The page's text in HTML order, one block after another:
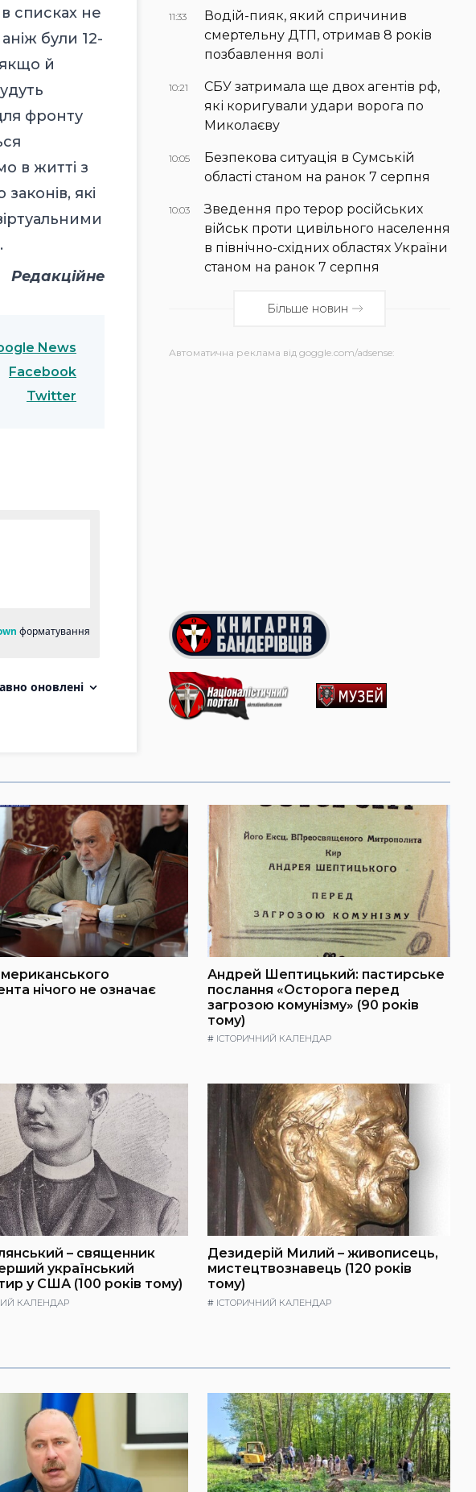
списках не
були 12-
якщо й
фронту
в житті з
які
Редакційне
News
Facebook
Twitter
11:33
Водій-пияк, який спричинив
смертельну ДТП, отримав 8 років
позбавлення волі
10:21
СБУ затримала ще двох агентів рф,
які коригували удари ворога по
Миколаєву
10:05
Безпекова ситуація в Сумській
області станом на ранок 7 серпня
10:03
Зведення про терор російських
військ проти цивільного населення
в північно-східних областях України
станом на ранок 7 серпня
Більше новин
Автоматична реклама від goggle.com/adsense:
нічого не означає
Андрей Шептицький: пастирське
послання «Осторога перед
загрозою комунізму» (90 років
тому)
# ІСТОРИЧНИЙ КАЛЕНДАР
– священник
український
у США (100 років тому)
КАЛЕНДАР
Дезидерій Милий – живописець,
мистецтвознавець (120 років
тому)
# ІСТОРИЧНИЙ КАЛЕНДАР